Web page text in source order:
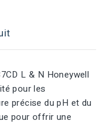
L & N Honeywell
pour les
précise du pH et du
pour offrir une